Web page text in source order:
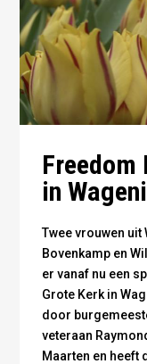
Freedom
in
Twee vrouwen uit
Bovenkamp en
er vanaf nu een
Grote Kerk in
door
veteraan
Maarten en heeft